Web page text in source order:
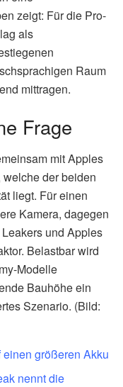
zeigt: Für die Pro-
als
Raum
mittragen.
Frage
mit Apples
der beiden
liegt. Für einen
Kamera, dagegen
und Apples
Belastbar wird
Modelle
Bauhöhe ein
Szenario. (Bild:
größeren Akku
nennt die